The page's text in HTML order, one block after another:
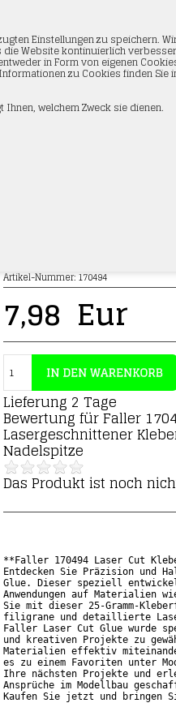
Einstellungen zu speichern.
Website kontinuierlich
in Form von eigenen
zu Cookies finden Sie
welchem Zweck sie dienen.
Artikel-Nummer:170494
7,98 Eur
Lieferung 2 Tage
Bewertung fürFaller
Lasergeschnittener
Nadelspitze
Das Produkt ist noch
**Faller 170494 Laser Cut
Entdecken Sie Präzision und
Glue. Dieser speziell
Anwendungen auf Materialien
Sie mit dieser 25-Gramm-
filigrane und detaillierte
Faller Laser Cut Glue wurde
und kreativen Projekte zu
Materialien effektiv
es zu einem Favoriten unter
Ihre nächsten Projekte und
Ansprüche im Modellbau
Kaufen Sie jetzt und bringen